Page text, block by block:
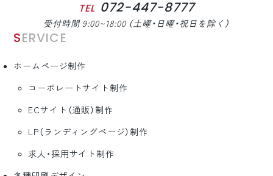
TEL 072-447-8777
受付時間 9:00~18:00 （土曜・日曜・祝日を除く）
SERVICE
ホームページ制作
コーポレートサイト制作
ECサイト（通販）制作
LP（ランディングページ）制作
求人・採用サイト制作